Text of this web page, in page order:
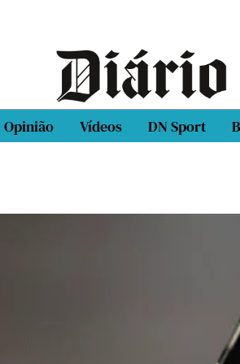
Opinião Vídeos DN Sport